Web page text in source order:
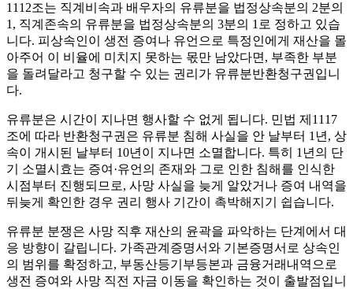
1112조는 직계비속과 배우자의 유류분을 법정상속분의 2분의
1, 직계존속의 유류분을 법정상속분의 3분의 1로 정하고 있습
니다. 피상속인이 생전 증여나 유언으로 특정인에게 재산을 몰
아주어 이 비율에 미치지 못하는 몫만 남았다면, 부족한 부분
을 돌려달라고 청구할 수 있는 권리가 유류분반환청구권입니
다.
유류분은 시간이 지나면 행사할 수 없게 됩니다. 민법 제1117
조에 따라 반환청구권은 유류분 침해 사실을 안 날부터 1년, 상
속이 개시된 날부터 10년이 지나면 소멸합니다. 특히 1년의 단
기 소멸시효는 증여·유언의 존재와 그로 인한 침해를 인식한
시점부터 진행되므로, 사망 사실을 늦게 알았거나 증여 내역을
뒤늦게 확인한 경우 권리 행사 기간이 촉박해지기 쉽습니다.
유류분 분쟁은 사망 직후 재산의 윤곽을 파악하는 단계에서 대
응 방향이 갈립니다. 가족관계증명서와 기본증명서로 상속인
의 범위를 확정하고, 부동산등기부등본과 금융거래내역으로
생전 증여와 사망 직전 자금 이동을 확인하는 것이 출발점입니